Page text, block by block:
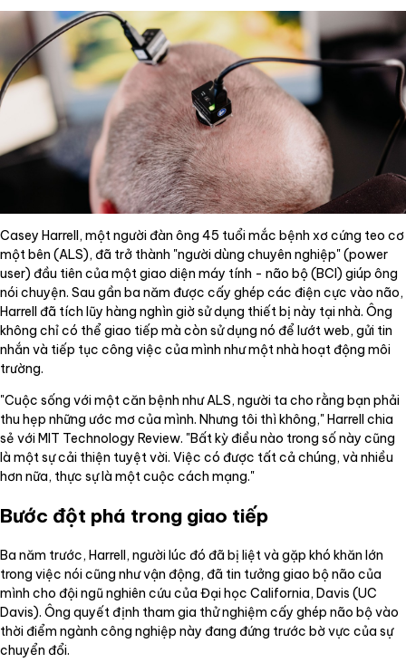
Casey Harrell, một người đàn ông 45 tuổi mắc bệnh xơ cứng teo cơ
một bên (ALS), đã trở thành "người dùng chuyên nghiệp" (power
user) đầu tiên của một giao diện máy tính - não bộ (BCI) giúp ông
nói chuyện. Sau gần ba năm được cấy ghép các điện cực vào não,
Harrell đã tích lũy hàng nghìn giờ sử dụng thiết bị này tại nhà. Ông
không chỉ có thể giao tiếp mà còn sử dụng nó để lướt web, gửi tin
nhắn và tiếp tục công việc của mình như một nhà hoạt động môi
trường.
"Cuộc sống với một căn bệnh như ALS, người ta cho rằng bạn phải
thu hẹp những ước mơ của mình. Nhưng tôi thì không," Harrell chia
sẻ với MIT Technology Review. "Bất kỳ điều nào trong số này cũng
là một sự cải thiện tuyệt vời. Việc có được tất cả chúng, và nhiều
hơn nữa, thực sự là một cuộc cách mạng."
Bước đột phá trong giao tiếp
Ba năm trước, Harrell, người lúc đó đã bị liệt và gặp khó khăn lớn
trong việc nói cũng như vận động, đã tin tưởng giao bộ não của
mình cho đội ngũ nghiên cứu của Đại học California, Davis (UC
Davis). Ông quyết định tham gia thử nghiệm cấy ghép não bộ vào
thời điểm ngành công nghiệp này đang đứng trước bờ vực của sự
chuyển đổi.